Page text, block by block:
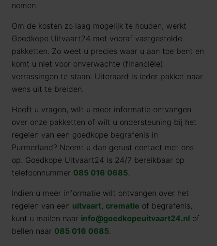
nemen.
Om de kosten zo laag mogelijk te houden, werkt
Goedkope Uitvaart24 met vooraf vastgestelde
pakketten. Zo weet u precies waar u aan toe bent en
komt u niet voor onverwachte (financiële)
verrassingen te staan. Uiteraard is ieder pakket naar
wens uit te breiden.
Heeft u vragen, wilt u meer informatie ontvangen
over onze pakketten of wilt u ondersteuning bij het
regelen van een goedkope begrafenis in
Purmerland? Neemt u dan gerust contact met ons
op. Goedkope Uitvaart24 is 24/7 bereikbaar op
telefoonnummer 085 016 0685.
Indien u meer informatie wilt ontvangen over het
regelen van een uitvaart, crematie of begrafenis,
kunt u mailen naar info@goedkopeuitvaart24.nl of
bellen naar 085 016 0685.